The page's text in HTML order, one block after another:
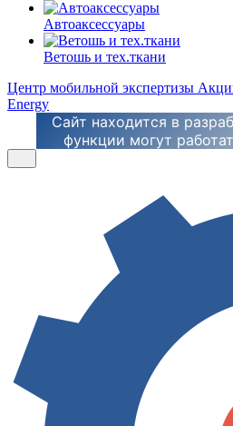
Автоаксессуары
Ветошь и тех.ткани
Центр мобильной экспертизы
Energy
Сайт находится в
функции могут